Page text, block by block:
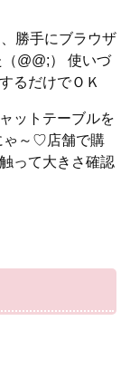
勝手にブラウザ
@@;） 使いづ
るだけでＯＫ
ットテーブルを
ゃ～♡店舗で購
って大きさ確認